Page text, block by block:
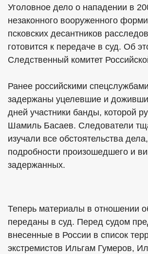
Уголовное дело о нападении в
незаконного вооруженного
псковских десантников
готовится к передаче в суд. Об
Следственный комитет
Ранее российскими
задержаны уцелевшие и
дней участники банды, которой
Шамиль Басаев. Следователи
изучали все обстоятельства
подробности произошедшего и
задержанных.
Теперь материалы в отношении
переданы в суд. Перед судом
внесенные в России в список
экстремистов Ильгам Гумеров,